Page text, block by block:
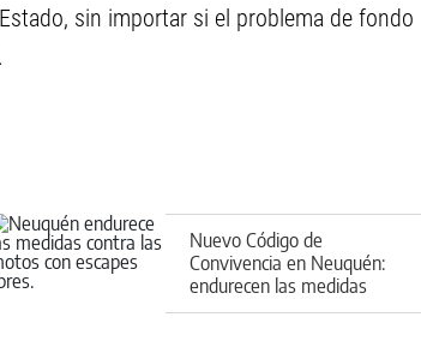
sin importar si el problema de fondo
Nuevo Código de
Convivencia en Neuquén:
endurecen las medidas
contra las motos con